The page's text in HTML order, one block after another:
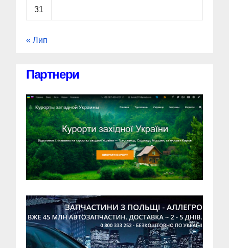
31
« Лип
Партнери